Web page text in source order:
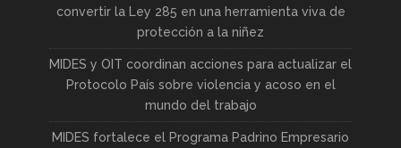
convertir la Ley 285 en una herramienta viva de
protección a la niñez
MIDES y OIT coordinan acciones para actualizar el
Protocolo País sobre violencia y acoso en el
mundo del trabajo
MIDES fortalece el Programa Padrino Empresario